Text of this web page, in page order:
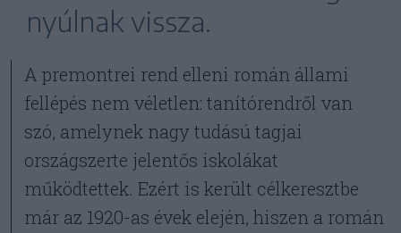
nyúlnak vissza.
A premontrei rend elleni román állami
fellépés nem véletlen: tanítórendről van
szó, amelynek nagy tudású tagjai
országszerte jelentős iskolákat
működtettek. Ezért is került célkeresztbe
már az 1920-as évek elején, hiszen a román